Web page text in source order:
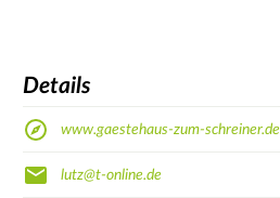
Details
www.gaestehaus-zum-schreiner.de
lutz@t-online.de